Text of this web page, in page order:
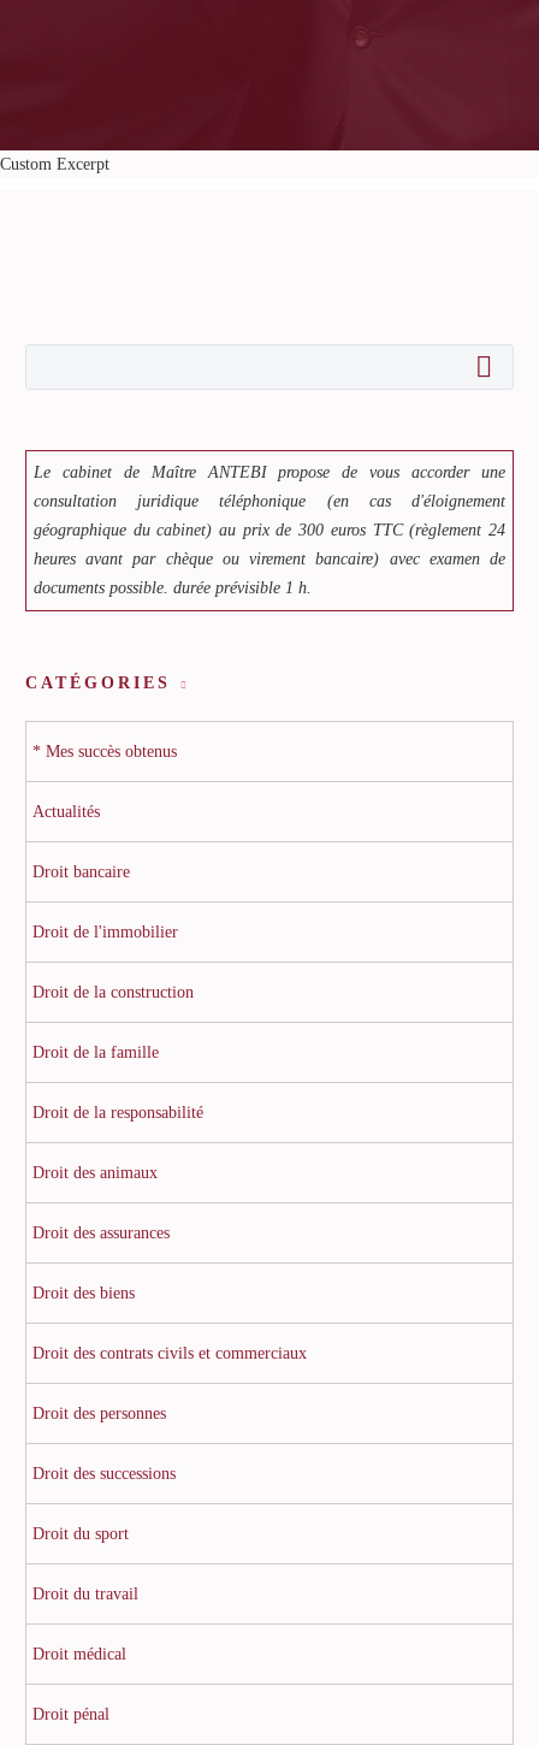
Custom Excerpt
Le cabinet de Maître ANTEBI propose de vous accorder une
consultation juridique téléphonique (en cas d'éloignement
géographique du cabinet) au prix de 300 euros TTC (règlement 24
heures avant par chèque ou virement bancaire) avec examen de
documents possible. durée prévisible 1 h.
CATÉGORIES
* Mes succès obtenus
Actualités
Droit bancaire
Droit de l'immobilier
Droit de la construction
Droit de la famille
Droit de la responsabilité
Droit des animaux
Droit des assurances
Droit des biens
Droit des contrats civils et commerciaux
Droit des personnes
Droit des successions
Droit du sport
Droit du travail
Droit médical
Droit pénal